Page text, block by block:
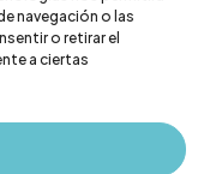
navegación o las
o retirar el
a ciertas
de envío
y devoluciones
de Privacidad